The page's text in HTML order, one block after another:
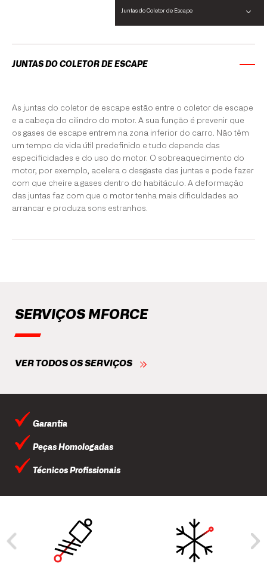
Juntas do Coletor de Escape
JUNTAS DO COLETOR DE ESCAPE
As juntas do coletor de escape estão entre o coletor de escape
e a cabeça do cilindro do motor. A sua função é prevenir que
os gases de escape entrem na zona inferior do carro. Não têm
um tempo de vida útil predefinido e tudo depende das
especificidades e do uso do motor. O sobreaquecimento do
motor, por exemplo, acelera o desgaste das juntas e pode fazer
com que cheire a gases dentro do habitáculo. A deformação
das juntas faz com que o motor tenha mais dificuldades ao
arrancar e produza sons estranhos.
SERVIÇOS MFORCE
VER TODOS OS SERVIÇOS
Garantia
Peças Homologadas
Técnicos Profissionais